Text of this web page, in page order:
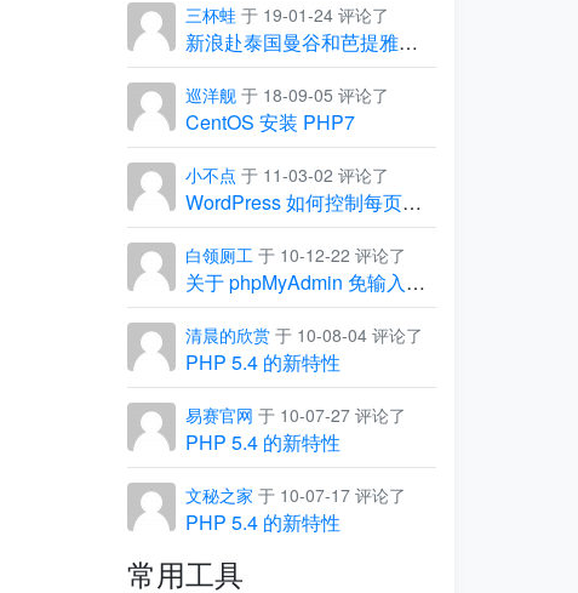
三杯蛙 于 19-01-24 评论了
新浪赴泰国曼谷和芭提雅团建
巡洋舰 于 18-09-05 评论了
CentOS 安装 PHP7
小不点 于 11-03-02 评论了
WordPress 如何控制每页显示的条数
白领厕工 于 10-12-22 评论了
关于 phpMyAdmin 免输入用户名和密码，直接进入管理界面
清晨的欣赏 于 10-08-04 评论了
PHP 5.4 的新特性
易赛官网 于 10-07-27 评论了
PHP 5.4 的新特性
文秘之家 于 10-07-17 评论了
PHP 5.4 的新特性
常用工具